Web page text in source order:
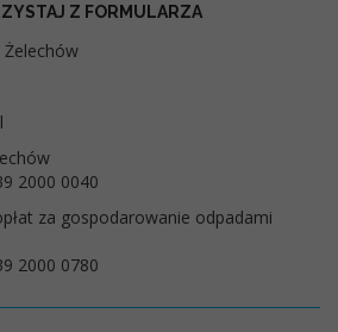
Z FORMULARZA
Żelechów
2000 0040
za gospodarowanie odpadami
2000 0780